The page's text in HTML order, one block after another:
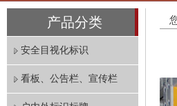
产品分类
安全目视化标识
看板、公告栏、宣传栏